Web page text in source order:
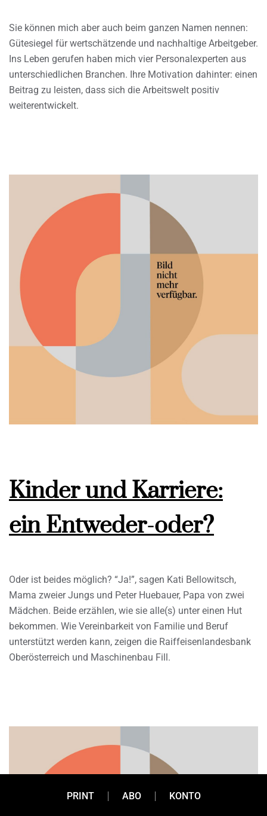
Sie können mich aber auch beim ganzen Namen nennen:
Gütesiegel für wertschätzende und nachhaltige Arbeitgeber.
Ins Leben gerufen haben mich vier Personalexperten aus
unterschiedlichen Branchen. Ihre Motivation dahinter: einen
Beitrag zu leisten, dass sich die Arbeitswelt positiv
weiterentwickelt.
Kinder und Karriere:
ein Entweder-oder?
Oder ist beides möglich? “Ja!”, sagen Kati Bellowitsch,
Mama zweier Jungs und Peter Huebauer, Papa von zwei
Mädchen. Beide erzählen, wie sie alle(s) unter einen Hut
bekommen. Wie Vereinbarkeit von Familie und Beruf
unterstützt werden kann, zeigen die Raiffeisenlandesbank
Oberösterreich und Maschinenbau Fill.
PRINT ABO KONTO